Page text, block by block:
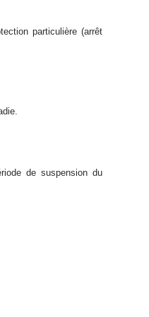
particulière (arrêt
de suspension du